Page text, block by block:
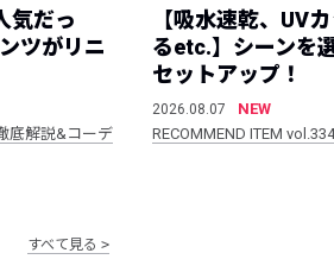
気だっ
ツがリニ
底解説&コーデ
【吸水速乾、UV
るetc.】シーンを
セットアップ！
2026.08.07
NEW
RECOMMEND ITEM vol.334
すべて見る